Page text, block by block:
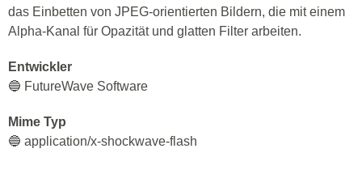
das Einbetten von JPEG-orientierten Bildern, die mit einem
Alpha-Kanal für Opazität und glatten Filter arbeiten.
Entwickler
🔵 FutureWave Software
Mime Typ
🔵 application/x-shockwave-flash